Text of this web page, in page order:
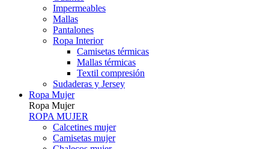
Impermeables
Mallas
Pantalones
Ropa Interior
Camisetas térmicas
Mallas térmicas
Textil compresión
Sudaderas y Jersey
Ropa Mujer
Ropa Mujer
ROPA MUJER
Calcetines mujer
Camisetas mujer